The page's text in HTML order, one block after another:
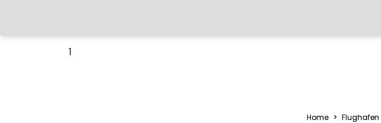
1
Home Flughafen